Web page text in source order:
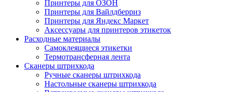
Принтеры для ОЗОН
Принтеры для Вайлдберриз
Принтеры для Яндекс Маркет
Аксессуары для принтеров этикеток
Расходные материалы
Самоклеящиеся этикетки
Термотрансферная лента
Сканеры штрихкода
Ручные сканеры штрихкода
Настольные сканеры штрихкода